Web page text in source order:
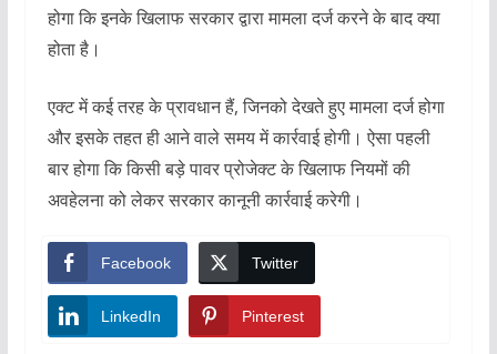
होगा कि इनके खिलाफ सरकार द्वारा मामला दर्ज करने के बाद क्या
होता है।
एक्ट में कई तरह के प्रावधान हैं, जिनको देखते हुए मामला दर्ज होगा
और इसके तहत ही आने वाले समय में कार्रवाई होगी। ऐसा पहली
बार होगा कि किसी बड़े पावर प्रोजेक्ट के खिलाफ नियमों की
अवहेलना को लेकर सरकार कानूनी कार्रवाई करेगी।
Facebook Twitter
LinkedIn Pinterest